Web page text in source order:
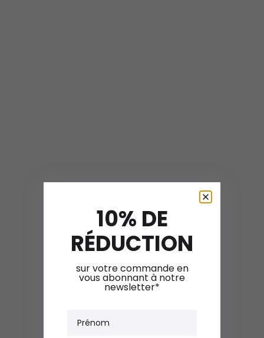
10% DE
RÉDUCTION
sur votre commande en
vous abonnant à notre
newsletter*